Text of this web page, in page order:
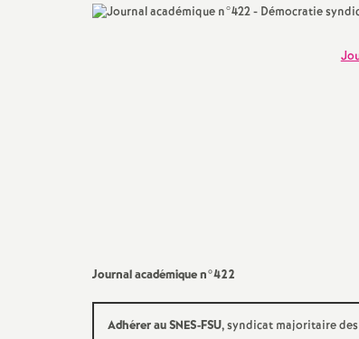
Rhône (13)
Journal académique n°422
Adhérer au SNES-FSU, syndicat majoritaire